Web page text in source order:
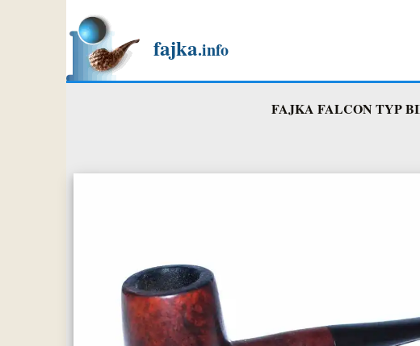
fajka.info
FAJKA FALCON TYP